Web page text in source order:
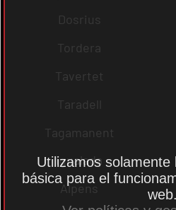
Dosrius
Tordera
Tavertet
Taradell
Tagamanent
Igualada
Alpens
Utilizamos
básica para el